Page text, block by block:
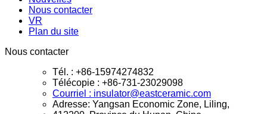
Nous contacter
VR
Plan du site
Nous contacter
Tél. : +86-15974274832
Télécopie : +86-731-23029098
Courriel : insulator@eastceramic.com
Adresse: Yangsan Economic Zone, Liling,